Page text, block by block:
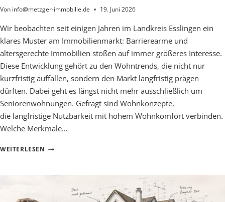
Von info@metzger-immobilie.de 19. Juni 2026
Wir beobachten seit einigen Jahren im Landkreis Esslingen ein
klares Muster am Immobilienmarkt: Barrierearme und
altersgerechte Immobilien stoßen auf immer größeres Interesse.
Diese Entwicklung gehört zu den Wohntrends, die nicht nur
kurzfristig auffallen, sondern den Markt langfristig prägen
dürften. Dabei geht es längst nicht mehr ausschließlich um
Seniorenwohnungen. Gefragt sind Wohnkonzepte,
die langfristige Nutzbarkeit mit hohem Wohnkomfort verbinden.
Welche Merkmale…
WEITERLESEN MEGATREND
WARUM
ALTERSGERECHTE
IMMOBILIEN